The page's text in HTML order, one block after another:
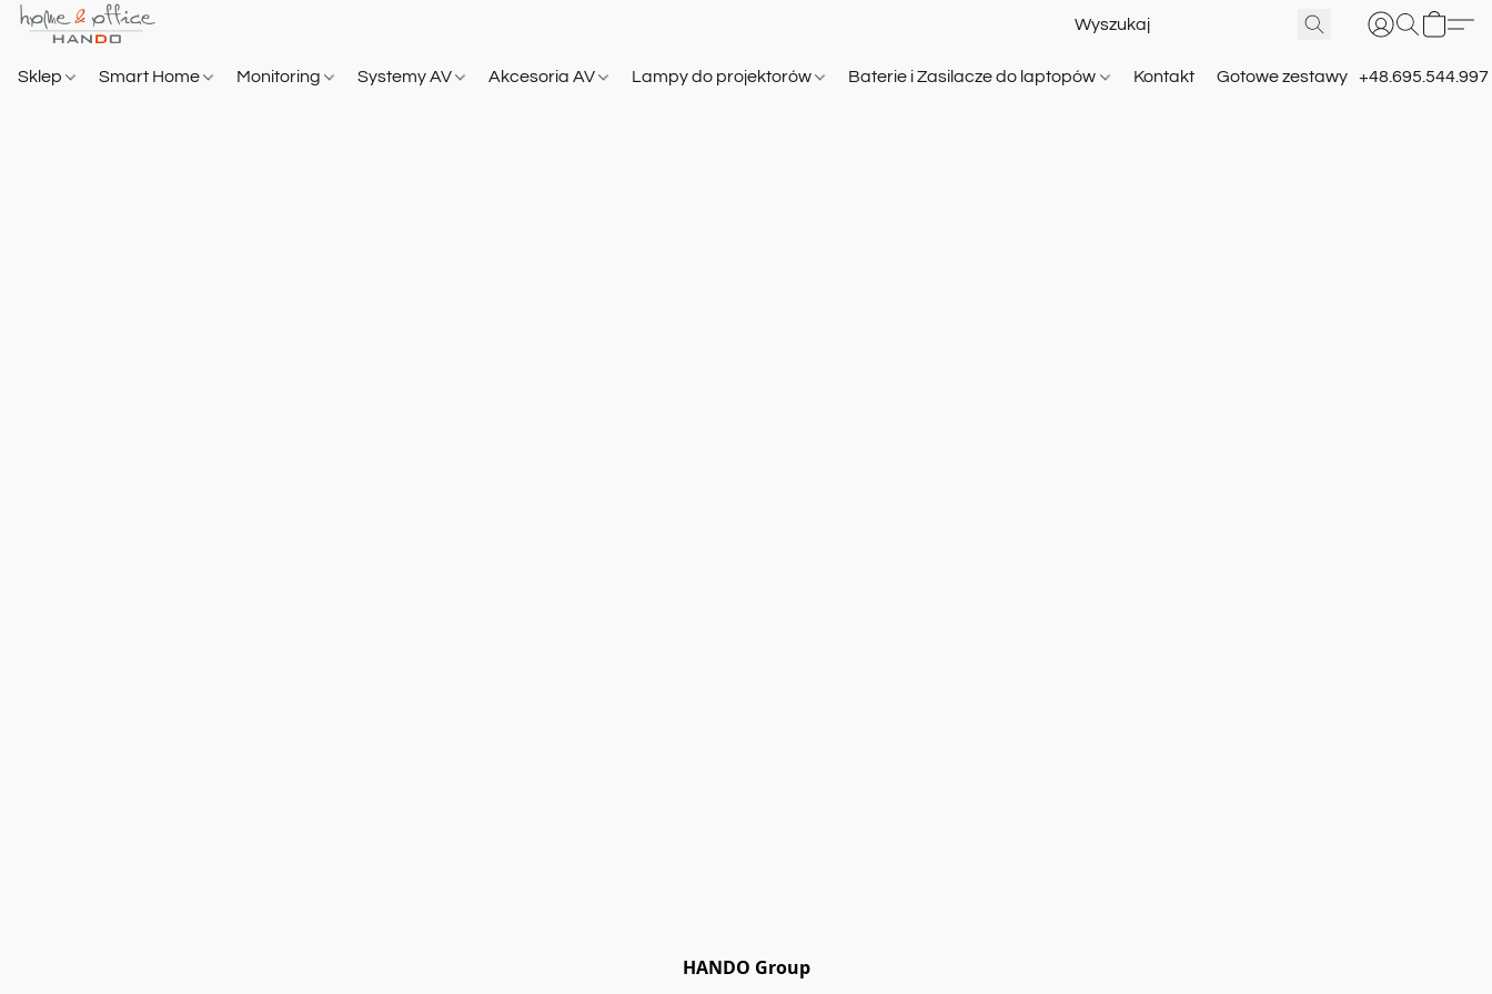
Sklep Smart Home Monitoring Systemy AV Akcesoria AV Lampy do projektorów Baterie i Zasilacze do laptopów Kontakt Gotowe zestawy +48.695.544.997
HANDO Group